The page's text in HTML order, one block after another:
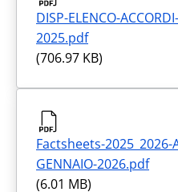
DISP-ELENCO-
2025.pdf
(706.97 KB)
Factsheets-2025_2026-
GENNAIO-2026.pdf
(6.01 MB)